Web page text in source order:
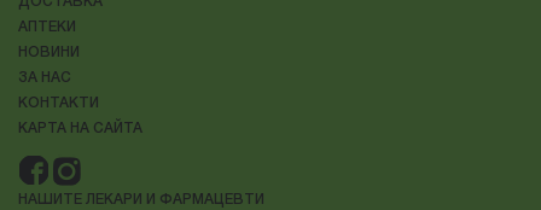
АПТЕКИ
НОВИНИ
ЗА НАС
КОНТАКТИ
КАРТА НА САЙТА
НАШИТЕ ЛЕКАРИ И ФАРМАЦЕВТИ